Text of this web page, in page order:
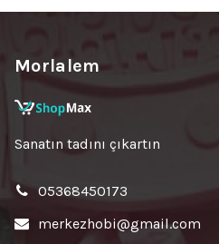
Morlalem
Sanatın tadını çıkartın
05368450173
merkezhobi@gmail.com